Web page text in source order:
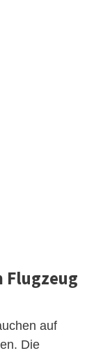
Flugzeug
auf
Die